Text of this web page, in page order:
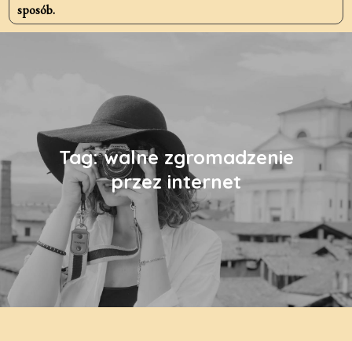
sposób.
Tag:walne zgromadzenie
przez internet